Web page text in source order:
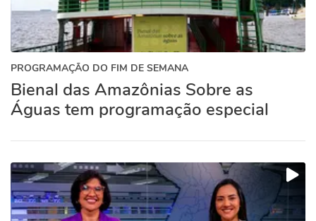
PROGRAMAÇÃO DO FIM DE SEMANA
Bienal das Amazônias Sobre as
Águas tem programação especial